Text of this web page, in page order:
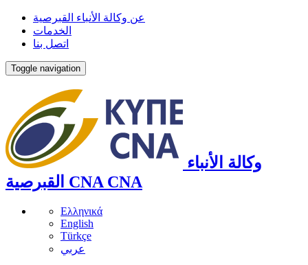
عن وكالة الأنباء القبرصية
الخدمات
اتصل بنا
Toggle navigation
وكالة الأنباء
القبرصية CNA CNA
Ελληνικά
English
Türkçe
عربي